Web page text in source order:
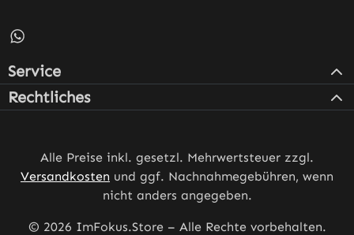
Schreib uns auf WhatsApp – öffnet in neuem Tab
Service
Rechtliches
Alle Preise inkl. gesetzl. Mehrwertsteuer zzgl.
Versandkosten und ggf. Nachnahmegebühren, wenn
nicht anders angegeben.
© 2026 ImFokus.Store – Alle Rechte vorbehalten.